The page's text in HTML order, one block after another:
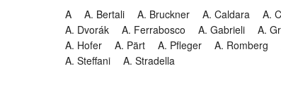
A A. Bertali A. Bruckner A. Caldara A.
A. Dvorák
A. Ferrabosco A. Gabrieli A.
A. Hofer
A. Pärt A. Pfleger A. Romberg
A. Steffani
A. Stradella